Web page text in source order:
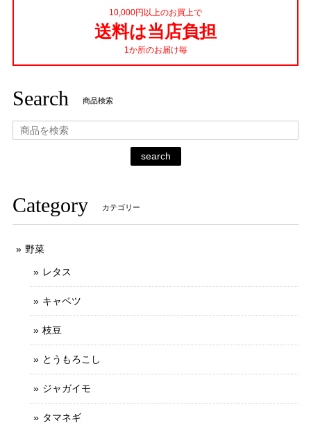
10,000円以上のお買上で
送料は当店負担
1か所のお届け毎
Search 商品検索
search
Category カテゴリー
野菜
レタス
キャベツ
枝豆
とうもろこし
ジャガイモ
タマネギ